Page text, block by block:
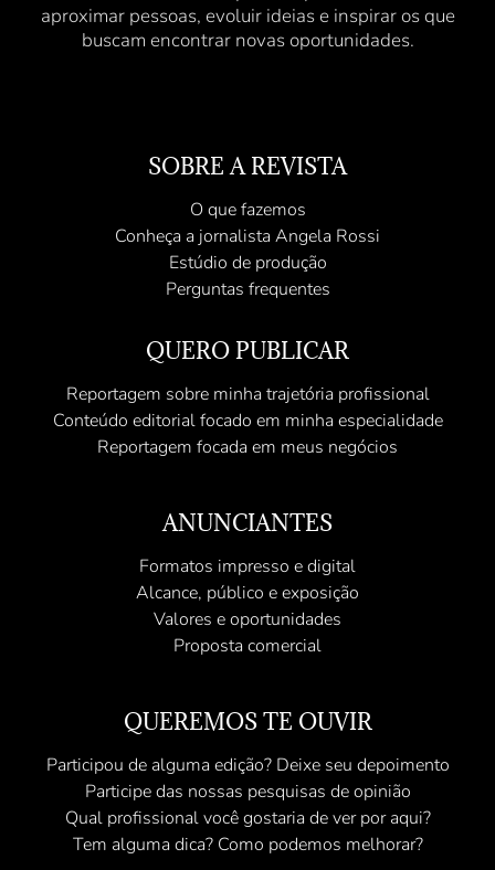
aproximar pessoas, evoluir ideias e inspirar os que
buscam encontrar novas oportunidades.
SOBRE A REVISTA
O que fazemos
Conheça a jornalista Angela Rossi
Estúdio de produção
Perguntas frequentes
QUERO PUBLICAR
Reportagem sobre minha trajetória profissional
Conteúdo editorial focado em minha especialidade
Reportagem focada em meus negócios
ANUNCIANTES
Formatos impresso e digital
Alcance, público e exposição
Valores e oportunidades
Proposta comercial
QUEREMOS TE OUVIR
Participou de alguma edição? Deixe seu depoimento
Participe das nossas pesquisas de opinião
Qual profissional você gostaria de ver por aqui?
Tem alguma dica? Como podemos melhorar?